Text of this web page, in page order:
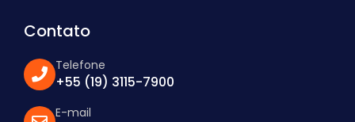
Contato
Telefone
+55 (19) 3115-7900
E-mail